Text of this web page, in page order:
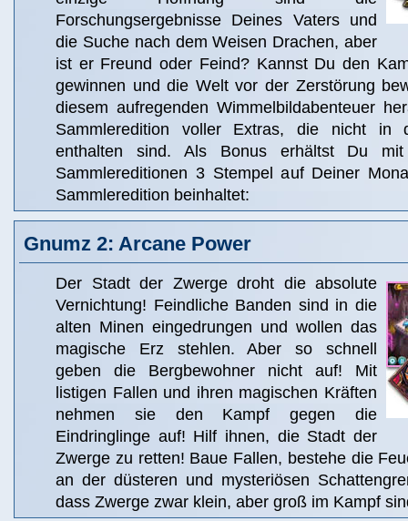
Forschungsergebnisse Deines Vaters und
die Suche nach dem Weisen Drachen, aber
ist er Freund oder Feind? Kannst Du den
gewinnen und die Welt vor der Zerstörung
diesem aufregenden Wimmelbildabenteuer
Sammleredition voller Extras, die nicht in
enthalten sind. Als Bonus erhältst Du
Sammlereditionen 3 Stempel auf Deiner
Sammleredition beinhaltet:
Gnumz 2: Arcane Power
Der Stadt der Zwerge droht die absolute
Vernichtung! Feindliche Banden sind in die
alten Minen eingedrungen und wollen das
magische Erz stehlen. Aber so schnell
geben die Bergbewohner nicht auf! Mit
listigen Fallen und ihren magischen Kräften
nehmen sie den Kampf gegen die
Eindringlinge auf! Hilf ihnen, die Stadt der
Zwerge zu retten! Baue Fallen, bestehe die
an der düsteren und mysteriösen
dass Zwerge zwar klein, aber groß im Kampf